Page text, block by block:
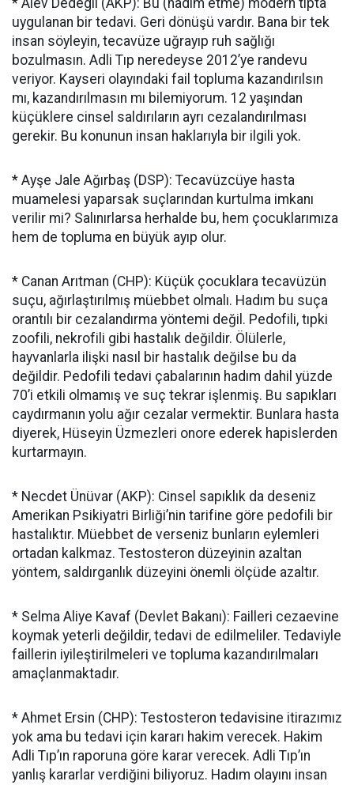
* Alev Dedegil (AKP): Bu (hadım etme) modern tıpta
uygulanan bir tedavi. Geri dönüşü vardır. Bana bir tek
insan söyleyin, tecavüze uğrayıp ruh sağlığı
bozulmasın. Adli Tıp neredeyse 2012’ye randevu
veriyor. Kayseri olayındaki fail topluma kazandırılsın
mı, kazandırılmasın mı bilemiyorum. 12 yaşından
küçüklere cinsel saldırıların ayrı cezalandırılması
gerekir. Bu konunun insan haklarıyla bir ilgili yok.
* Ayşe Jale Ağırbaş (DSP): Tecavüzcüye hasta
muamelesi yaparsak suçlarından kurtulma imkanı
verilir mi? Salınırlarsa herhalde bu, hem çocuklarımıza
hem de topluma en büyük ayıp olur.
* Canan Arıtman (CHP): Küçük çocuklara tecavüzün
suçu, ağırlaştırılmış müebbet olmalı. Hadım bu suça
orantılı bir cezalandırma yöntemi değil. Pedofili, tıpki
zoofili, nekrofili gibi hastalık değildir. Ölülerle,
hayvanlarla ilişki nasıl bir hastalık değilse bu da
değildir. Pedofili tedavi çabalarının hadım dahil yüzde
70’i etkili olmamış ve suç tekrar işlenmiş. Bu sapıkları
caydırmanın yolu ağır cezalar vermektir. Bunlara hasta
diyerek, Hüseyin Üzmezleri onore ederek hapislerden
kurtarmayın.
* Necdet Ünüvar (AKP): Cinsel sapıklık da deseniz
Amerikan Psikiyatri Birliği’nin tarifine göre pedofili bir
hastalıktır. Müebbet de verseniz bunların eylemleri
ortadan kalkmaz. Testosteron düzeyinin azaltan
yöntem, saldırganlık düzeyini önemli ölçüde azaltır.
* Selma Aliye Kavaf (Devlet Bakanı): Failleri cezaevine
koymak yeterli değildir, tedavi de edilmeliler. Tedaviyle
faillerin iyileştirilmeleri ve topluma kazandırılmaları
amaçlanmaktadır.
* Ahmet Ersin (CHP): Testosteron tedavisine itirazımız
yok ama bu tedavi için kararı hakim verecek. Hakim
Adli Tıp’ın raporuna göre karar verecek. Adli Tıp’ın
yanlış kararlar verdiğini biliyoruz. Hadım olayını insan